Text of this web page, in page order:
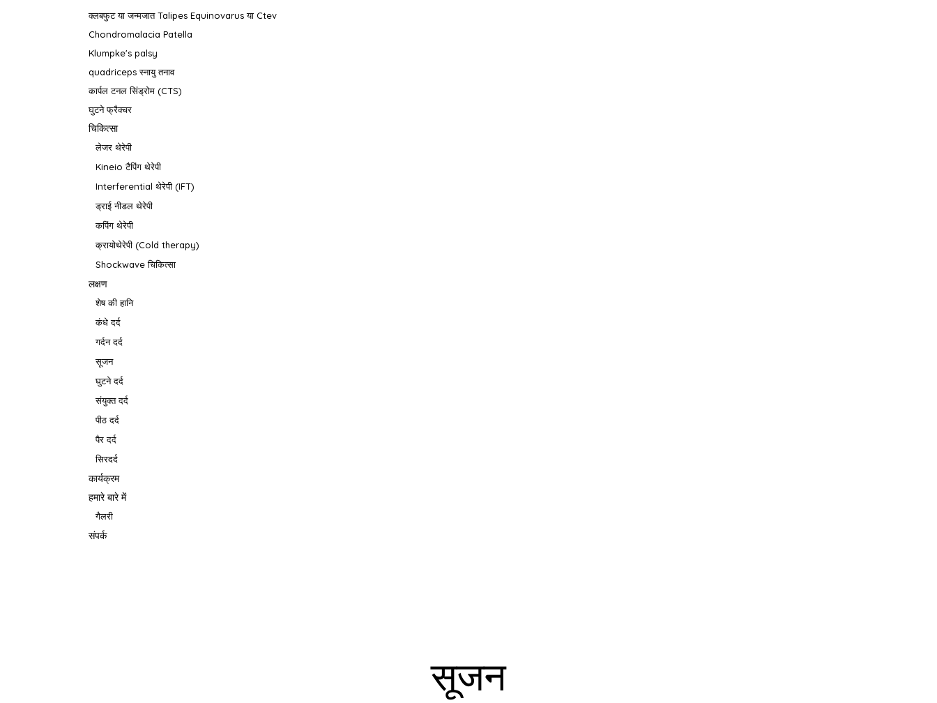
क्लबफुट या जन्मजात Talipes Equinovarus या Ctev
Chondromalacia Patella
Klumpke's palsy
quadriceps स्नायु तनाव
कार्पल टनल सिंड्रोम (CTS)
घुटने फ्रैक्चर
चिकित्सा
लेजर थेरेपी
Kineio टैपिंग थेरेपी
Interferential थेरेपी (IFT)
ड्राई नीडल थेरेपी
कपिंग थेरेपी
क्रायोथेरेपी (Cold therapy)
Shockwave चिकित्सा
लक्षण
शेष की हानि
कंधे दर्द
गर्दन दर्द
सूजन
घुटने दर्द
संयुक्त दर्द
पीठ दर्द
पैर दर्द
सिरदर्द
कार्यक्रम
हमारे बारे में
गैलरी
संपर्क
सूजन